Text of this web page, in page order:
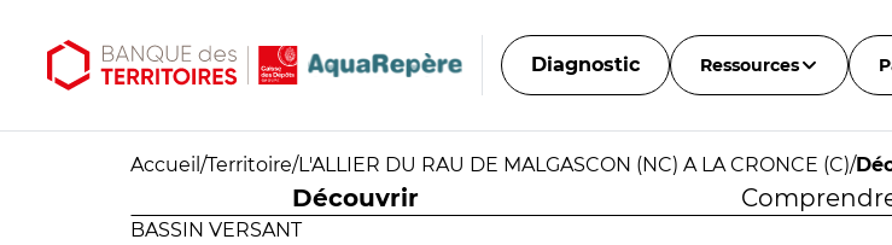
Diagnostic Ressources
Accueil /Territoire/L'ALLIER DU RAU DE MALGASCON (NC) A LA CRONCE (C)/
Découvrir
BASSIN VERSANT